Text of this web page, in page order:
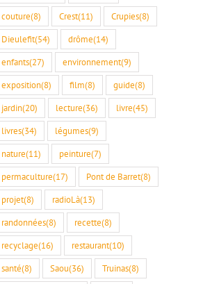
couture(8) Crest(11) Crupies(8)
Dieulefit(54) drôme(14)
enfants(27) environnement(9)
exposition(8) film(8) guide(8)
jardin(20) lecture(36) livre(45)
livres(34) légumes(9)
nature(11) peinture(7)
permaculture(17) Pont de Barret(8)
projet(8) radioLà(13)
randonnées(8) recette(8)
recyclage(16) restaurant(10)
santé(8) Saou(36) Truinas(8)